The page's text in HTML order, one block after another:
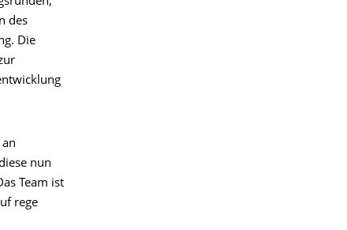
des
Die
nun
Team ist
rege